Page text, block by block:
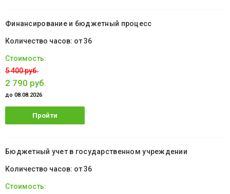
Финансирование и бюджетный процесс
от 36
5 400 руб.
2 790 руб.
до 08.08.2026
Пройти
Бюджетный учет в государственном учреждении
от 36